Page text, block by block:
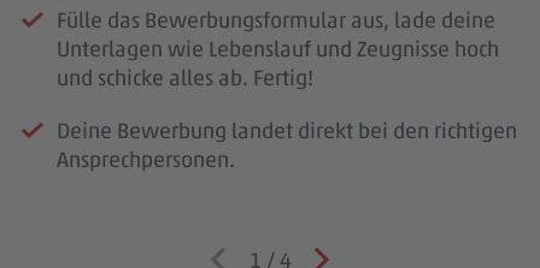
Fülle das Bewerbungsformular aus, lade deine
Unterlagen wie Lebenslauf und Zeugnisse hoch
und schicke alles ab. Fertig!
Deine Bewerbung landet direkt bei den richtigen
Ansprechpersonen.
1 / 4